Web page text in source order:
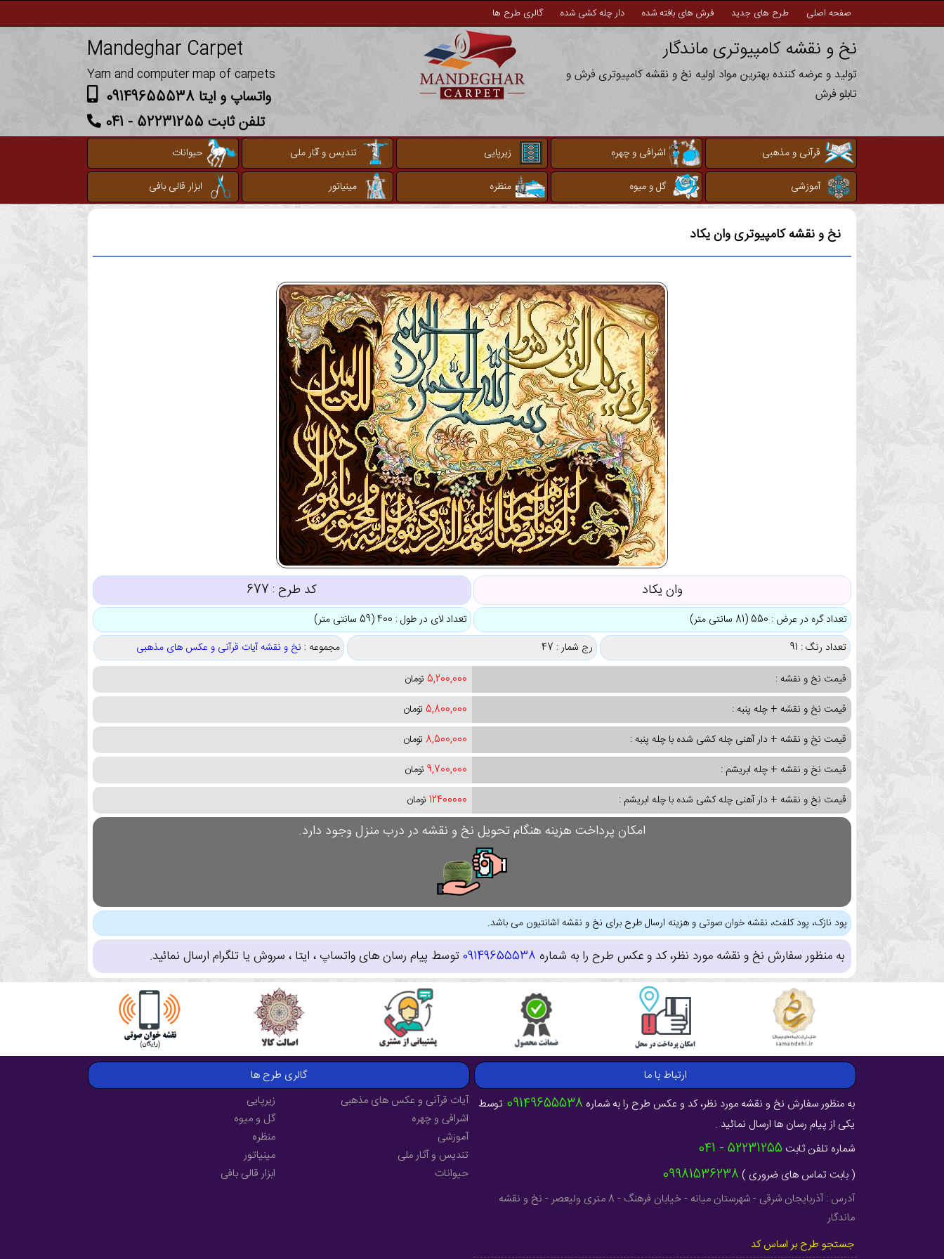
صفحه اصلی طرح های جدید فرش های بافته شده دار چله کشی شده گالری طرح ها
نخ و نقشه کامپیوتری ماندگار
تولید و عرضه کننده بهترین مواد اولیه نخ و نقشه کامپیوتری فرش و
تابلو فرش
Mandeghar Carpet
Yarn and computer map of carpets
واتساپ و ایتا 09149655538
تلفن ثابت 52231255 - 041
قرآنی و مذهبی اشرافی و چهره زیرپایی تندیس و آثار ملی
حیوانات
آموزشی
گل و میوه منظره مینیاتور ابزار قالی بافی
نخ و نقشه کامپیوتریوان یکاد
وان یکاد کد طرح : 677
تعداد گره در عرض : 550 (81 سانتی متر)
تعداد لای در طول : 400 (59 سانتی متر)
تعداد رنگ : 91
رج شمار : 47 مجموعه : نخ و نقشه آیات قرآنی و عکس های مذهبی
قیمت نخ و نقشه :
5,200,000 تومان
قیمت نخ و نقشه + چله پنبه :
5,800,000 تومان
قیمت نخ و نقشه + دار آهنی چله کشی شده با چله پنبه :
8,500,000 تومان
قیمت نخ و نقشه + چله ابریشم :
9,700,000 تومان
قیمت نخ و نقشه + دار آهنی چله کشی شده با چله ابریشم :
12400000 تومان
امکان پرداخت هزینه هنگام تحویل نخ و نقشه در درب منزل وجود دارد.
پود نازک، پود کلفت، نقشه خوان صوتی و هزینه ارسال طرح برای نخ و نقشه اشانتیون می باشد.
به منظور سفارش نخ و نقشه مورد نظر، کد و عکس طرح را به شماره 09149655538توسط پیام رسان های واتساپ ، ایتا ، سروش یا تلگرام ارسال نمائید.
ارتباط با ما
به منظور سفارش نخ و نقشه مورد نظر، کد و عکس طرح را به شماره 09149655538 توسط
یکی از پیام رسان ها ارسال نمائید .
شماره تلفن ثابت 52231255 - 041
( بابت تماس های ضروری ) 09981536238
آدرس : آذربایجان شرقی - شهرستان میانه - خیابان فرهنگ - 8 متری ولیعصر - نخ و نقشه
ماندگار
جستجو طرح بر اساس کد
گالری طرح ها
آیات قرآنی و عکس های مذهبی
اشرافی و چهره
آموزشی
تندیس و آثار ملی
حیوانات
زیرپایی
گل و میوه
منظره
مینیاتور
ابزار قالی بافی